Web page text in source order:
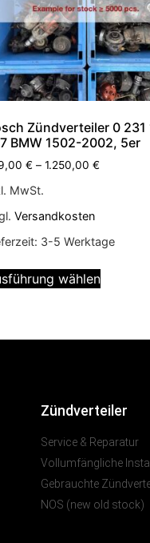
Zündverteiler 0 231
BMW 1502-2002, 5er
€ – 1.250,00 €
MwSt.
Versandkosten
3-5 Werktage
wählen
Zündverteiler
Service & Reparatur
Vollumfängliche
Gebrauchte
NOS (new old stock)